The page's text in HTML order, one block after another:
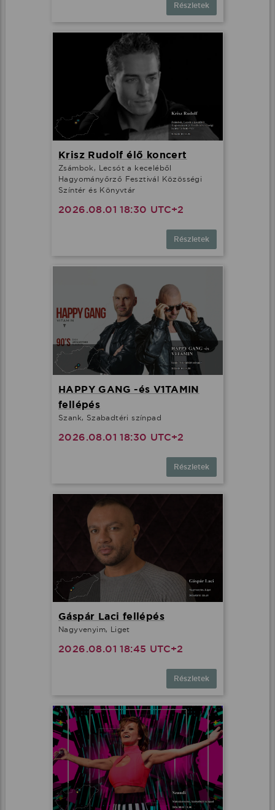
Részletek
Krisz Rudolf élő koncert
Zsámbok, Lecsót a keceléből
Hagyományőrző Fesztivál Közösségi
Színtér és Könyvtár
2026.08.01 18:30 UTC+2
Részletek
HAPPY GANG -és V1TAMIN
fellépés
Szank, Szabadtéri színpad
2026.08.01 18:30 UTC+2
Részletek
Gáspár Laci fellépés
Nagyvenyim, Liget
2026.08.01 18:45 UTC+2
Részletek